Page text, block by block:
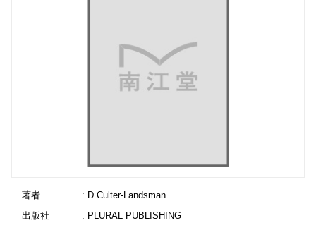
著者
: D.Culter-Landsman
出版社
: PLURAL PUBLISHING